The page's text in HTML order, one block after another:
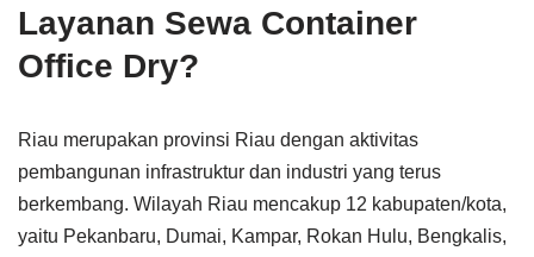
Layanan Sewa Container
Office Dry?
Riau merupakan provinsi Riau dengan aktivitas
pembangunan infrastruktur dan industri yang terus
berkembang. Wilayah Riau mencakup 12 kabupaten/kota,
yaitu Pekanbaru, Dumai, Kampar, Rokan Hulu, Bengkalis,